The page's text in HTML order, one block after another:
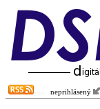
neprihlásený